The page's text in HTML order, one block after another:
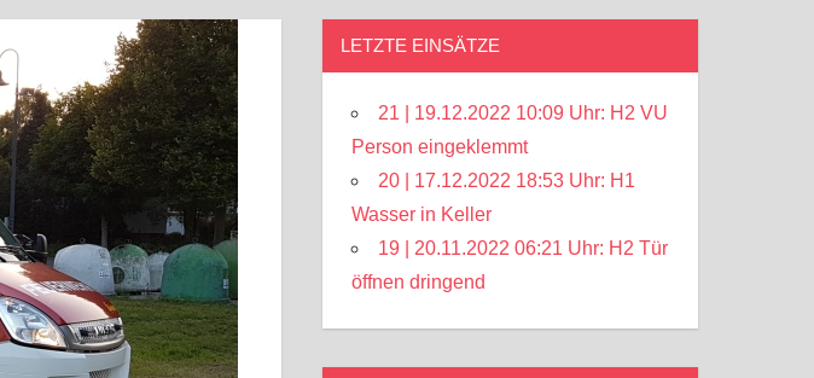
LETZTE EINSÄTZE
21 | 19.12.2022 10:09 Uhr: H2 VU
Person eingeklemmt
20 | 17.12.2022 18:53 Uhr: H1
Wasser in Keller
19 | 20.11.2022 06:21 Uhr: H2 Tür
öffnen dringend